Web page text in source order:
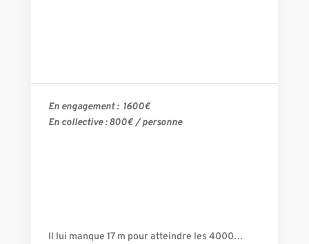
En engagement : 1600€
En collective : 800€ / personne
Il lui manque 17 m pour atteindre les 4000…